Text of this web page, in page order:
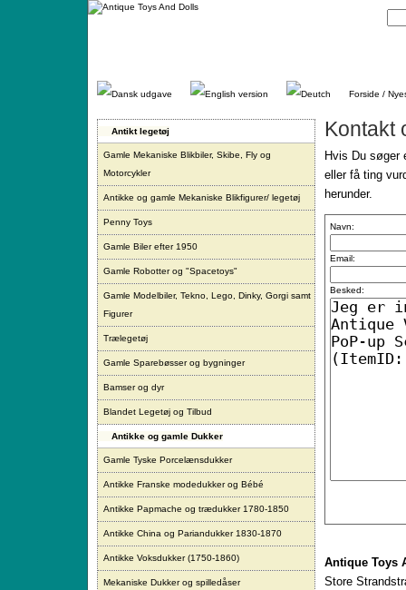
Gå
Forside /
Antikt legetøj
Gamle Mekaniske Blikbiler, Skibe, Fly og
Motorcykler
Antikke og gamle Mekaniske Blikfigurer/ legetøj
Penny Toys
Gamle Biler efter 1950
Gamle Robotter og "Spacetoys"
Gamle Modelbiler, Tekno, Lego, Dinky, Gorgi samt
Figurer
Trælegetøj
Gamle Sparebøsser og bygninger
Bamser og dyr
Blandet Legetøj og Tilbud
Antikke og gamle Dukker
Gamle Tyske Porcelænsdukker
Antikke Franske modedukker og Bébé
Antikke Papmache og trædukker 1780-1850
Antikke China og Pariandukker 1830-1870
Antikke Voksdukker (1750-1860)
Mekaniske Dukker og spilledåser
Kontakt
Hvis Du
eller få ting
herunder.
Navn:
Email:
Besked:
Antique Toys
Store